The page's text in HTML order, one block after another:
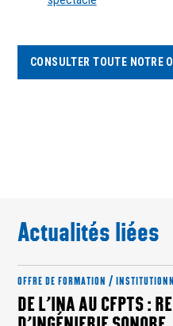
CONSULTER TOUTE NOTRE
Actualités liées
OFFRE DE FORMATION /
DE L’INA AU CFPTS :